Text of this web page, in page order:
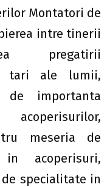
Montatori de
intre tinerii
pregatirii
tari ale lumii,
de importanta
meseria de
acoperisuri,
specialitate in